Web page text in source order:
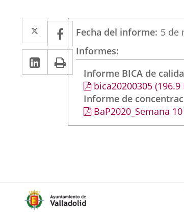
Twitter
Enlace
a
una
aplicación
externa.
Facebook
Enlace
a
una
aplicación
externa.
LinkedIn
Enlace
a
aplicación
externa.
Imprimir
Fecha del informe 5 de
Informes
Informe BICA de
bica20200305(196.9
Informe de
BaP2020_Semana 10